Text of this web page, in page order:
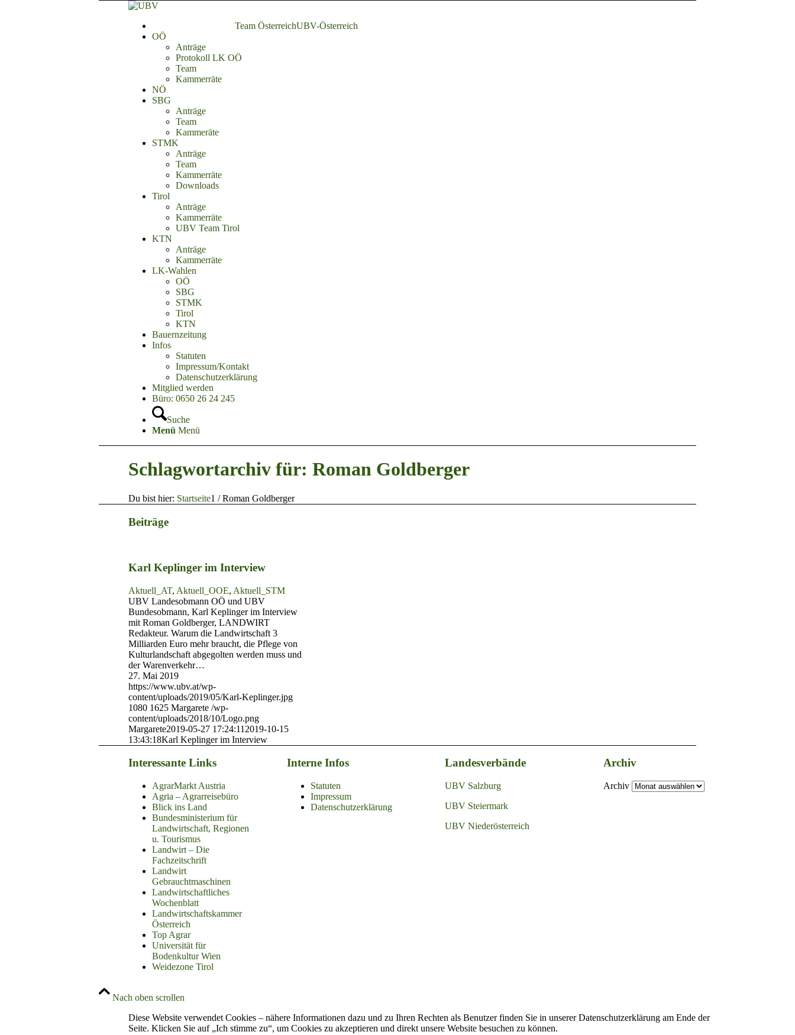
UBV-Österreich
Team Österreich
OÖ
Anträge
Protokoll LK OÖ
Team
Kammerräte
NÖ
SBG
Anträge
Team
Kammeräte
STMK
Anträge
Team
Kammerräte
Downloads
Tirol
Anträge
Kammerräte
UBV Team Tirol
KTN
Anträge
Kammerräte
LK-Wahlen
OÖ
SBG
STMK
Tirol
KTN
Bauernzeitung
Infos
Statuten
Impressum/Kontakt
Datenschutzerklärung
Mitglied werden
Büro: 0650 26 24 245
Suche
Menü Menü
Schlagwortarchiv für: Roman Goldberger
Du bist hier: Startseite1 / Roman Goldberger
Beiträge
Karl Keplinger im Interview
Aktuell_AT, Aktuell_OOE, Aktuell_STM
UBV Landesobmann OÖ und UBV
Bundesobmann, Karl Keplinger im Interview
mit Roman Goldberger, LANDWIRT
Redakteur. Warum die Landwirtschaft 3
Milliarden Euro mehr braucht, die Pflege von
Kulturlandschaft abgegolten werden muss und
der Warenverkehr…
27. Mai 2019
https://www.ubv.at/wp-
content/uploads/2019/05/Karl-Keplinger.jpg
1080 1625 Margarete /wp-
content/uploads/2018/10/Logo.png
Margarete2019-05-27 17:24:11 2019-10-15
13:43:18Karl Keplinger im Interview
Interessante Links
AgrarMarkt Austria
Agria – Agrarreisebüro
Blick ins Land
Bundesministerium für
Landwirtschaft, Regionen
u. Tourismus
Landwirt – Die
Fachzeitschrift
Landwirt
Gebrauchtmaschinen
Landwirtschaftliches
Wochenblatt
Landwirtschaftskammer
Österreich
Top Agrar
Universität für
Bodenkultur Wien
Weidezone Tirol
Interne Infos
Statuten
Impressum
Datenschutzerklärung
Landesverbände
UBV Salzburg
UBV Steiermark
UBV Niederösterreich
Archiv
Archiv
Nach oben scrollen
Diese Website verwendet Cookies – nähere Informationen dazu und zu Ihren Rechten als Benutzer finden Sie in unserer Datenschutzerklärung am Ende der
Seite. Klicken Sie auf „Ich stimme zu“, um Cookies zu akzeptieren und direkt unsere Website besuchen zu können.